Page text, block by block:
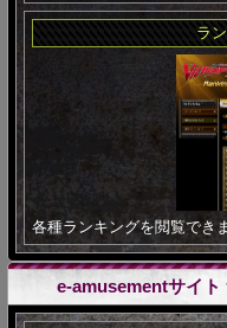
ラ
各種ランキングを閲覧でき
e-amusementサイト